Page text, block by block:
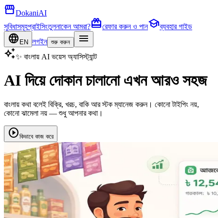
storefrontDokaniAI
সুবিধাসমূহপ্রাইসিংতুলনাকেন আমরা?card_giftcardরেফার করুন ও পানschoolব্যবহার গাইড
language EN লগইন শুরু করুন
menu
auto_awesome✨ বাংলায় AI ভয়েস অ্যাসিস্ট্যান্ট
AI দিয়ে দোকান চালানো এখন আরও সহজ
বাংলায় কথা বলেই বিক্রি, খরচ, বাকি আর স্টক ম্যানেজ করুন। কোনো টাইপিং নয়,
কোনো ঝামেলা নয় — শুধু আপনার কথা।
play_circleকিভাবে কাজ করে